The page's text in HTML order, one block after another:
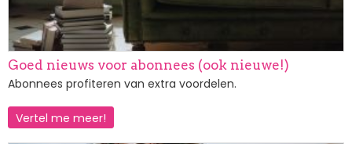
Goed nieuws voor abonnees (ook nieuwe!)
Abonnees profiteren van extra voordelen.
Vertel me meer!